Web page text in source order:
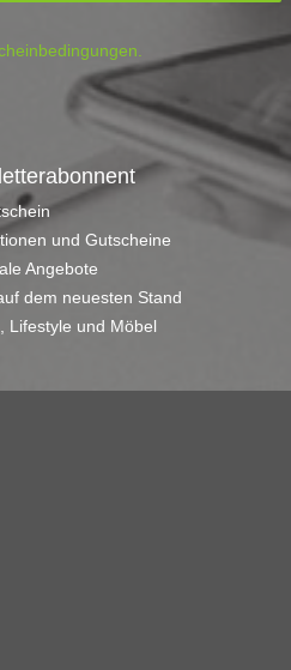
und Gutscheine
Angebote
dem neuesten Stand
Lifestyle und Möbel